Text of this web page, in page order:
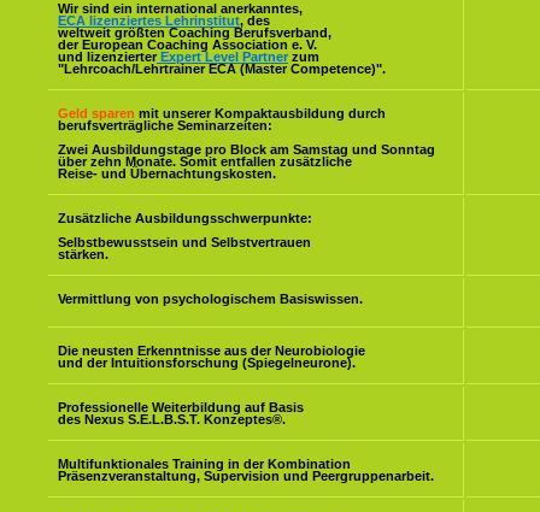
Wir sind ein international anerkanntes,
ECA lizenziertes Lehrinstitut, des
weltweit größten Coaching Berufsverband,
der European Coaching Association e. V.
und lizenzierter Expert Level Partner zum
"Lehrcoach/Lehrtrainer ECA (Master Competence)".
Geld sparen mit unserer Kompaktausbildung durch
berufsverträgliche Seminarzeiten:
Zwei Ausbildungstage pro Block am Samstag und Sonntag
über zehn Monate. Somit entfallen zusätzliche
Reise- und Übernachtungskosten.
Zusätzliche Ausbildungsschwerpunkte:
Selbstbewusstsein und Selbstvertrauen
stärken.
Vermittlung von psychologischem Basiswissen.
Die neusten Erkenntnisse aus der Neurobiologie
und der Intuitionsforschung (Spiegelneurone).
Professionelle Weiterbildung auf Basis
des Nexus S.E.L.B.S.T. Konzeptes®.
Multifunktionales Training in der Kombination
Präsenzveranstaltung, Supervision und Peergruppenarbeit.